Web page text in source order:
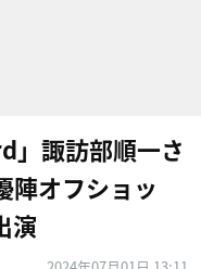
」諏訪部順一さ
陣オフショッ
演